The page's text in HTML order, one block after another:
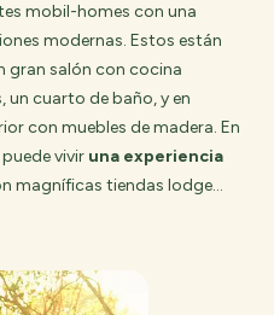
mobil-homes con una
modernas. Estos están
gran salón con cocina
un cuarto de baño, y en
con muebles de madera. En
vivir una experiencia
magníficas tiendas lodge…